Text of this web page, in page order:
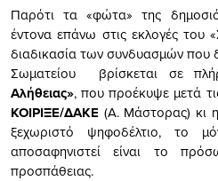
Παρότι τα «φώτα» της
έντονα επάνω στις εκλογές του
διαδικασία των συνδυασμών που
Σωματείου βρίσκεται σε
Αλήθειας», που προέκυψε μετά
ΚΟΙΡΙΞΕ/ΔΑΚΕ (Α. Μάστορας) κι η
ξεχωριστό ψηφοδέλτιο, το
αποσαφηνιστεί είναι το
προσπάθειας.